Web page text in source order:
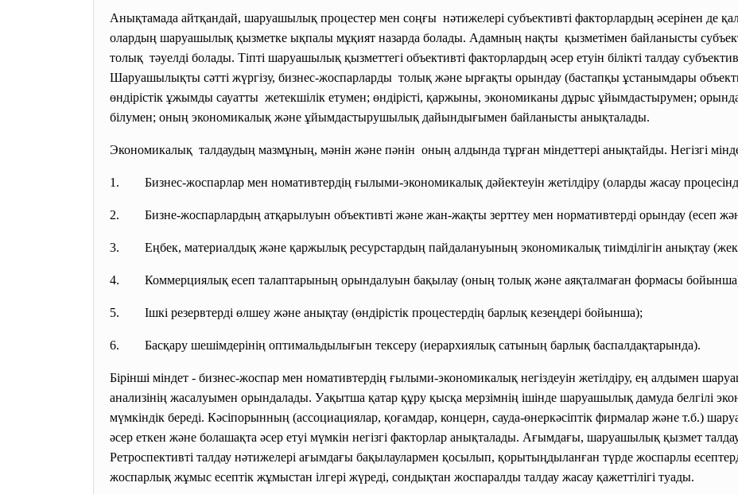
Анықтамада айтқандай, шаруашылық процестер мен соңғы нәтижелері субъективті факторлардың әсерінен де
олардың шаруашылық қызметке ықпалы мұқият назарда болады. Адамның нақты қызметімен байланысты
толық тәуелді болады. Тіпті шаруашылық қызметтегі объективті факторлардың әсер етуін білікті талдау
Шаруашылықты сәтті жүргізу, бизнес-жоспарларды толық және ырғақты орындау (бастапқы ұстанымдары
өндірістік ұжымды сауатты жетекшілік етумен; өндірісті, қаржыны, экономиканы дұрыс ұйымдастырумен;
білумен; оның экономикалық және ұйымдастырушылық дайындығымен байланысты анықталады.
Экономикалық талдаудың мазмұның, мәнін және пәнін оның алдында тұрған міндеттері анықтайды. Негізгі
1. Бизнес-жоспарлар мен номативтердің ғылыми-экономикалық дәйектеуін жетілдіру (оларды жасау
2. Бизне-жоспарлардың атқарылуын объективті және жан-жақты зерттеу мен нормативтерді орындау (есеп
3. Еңбек, материалдық және қаржылық ресурстардың пайдалануының экономикалық тиімділігін анықтау
4. Коммерциялық есеп талаптарының орындалуын бақылау (оның толық және аяқталмаған формасы
5. Ішкі резервтерді өлшеу және анықтау (өндірістік процестердің барлық кезеңдері бойынша);
6. Басқару шешімдерінің оптимальдылығын тексеру (иерархиялық сатының барлық баспалдақтарында).
Бірінші міндет - бизнес-жоспар мен номативтердің ғылыми-экономикалық негіздеуін жетілдіру, ең алдымен
анализінің жасалуымен орындалады. Уақытша қатар құру қысқа мерзімнің ішінде шаруашылық дамуда белгілі
мүмкіндік береді. Кәсіпорынның (ассоциациялар, қоғамдар, концерн, сауда-өнеркәсіптік фирмалар және т.б.)
әсер еткен және болашақта әсер етуі мүмкін негізгі факторлар анықталады. Ағымдағы, шаруашылық қызмет
Ретроспективті талдау нәтижелері ағымдағы бақылаулармен қосылып, қорытыңдыланған түрде жоспарлы
жоспарлық жұмыс есептік жұмыстан ілгері жүреді, сондықтан жоспаралды талдау жасау қажеттілігі туады.